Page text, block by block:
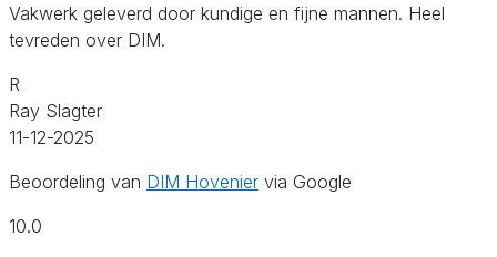
Vakwerk geleverd door kundige en fijne mannen. Heel
tevreden over DIM.
R
Ray Slagter
11-12-2025
Beoordeling van DIM Hovenier via Google
10.0